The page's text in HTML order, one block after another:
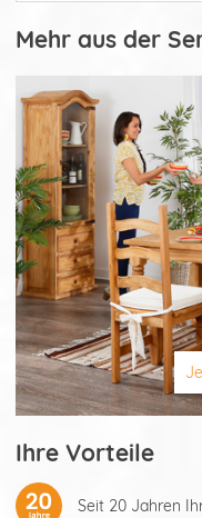
Mehr aus der
Ihre Vorteile
Seit 20 Jahren